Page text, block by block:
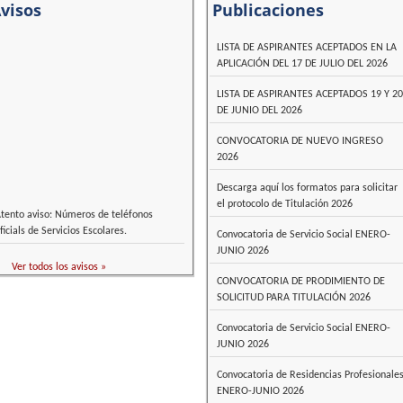
aviso: Números de teléfonos
oficials de Servicios Escolares.
Ver todos los avisos »
Publicaciones
LISTA DE ASPIRANTES ACEPTADOS EN LA
APLICACIÓN DEL 17 DE JULIO DEL 2026
LISTA DE ASPIRANTES ACEPTADOS 19 Y 20
DE JUNIO DEL 2026
CONVOCATORIA DE NUEVO INGRESO
2026
Descarga aquí los formatos para solicitar
el protocolo de Titulación 2026
Convocatoria de Servicio Social ENERO-
JUNIO 2026
CONVOCATORIA DE PRODIMIENTO DE
SOLICITUD PARA TITULACIÓN 2026
Convocatoria de Servicio Social ENERO-
JUNIO 2026
Convocatoria de Residencias Profesionales
ENERO-JUNIO 2026